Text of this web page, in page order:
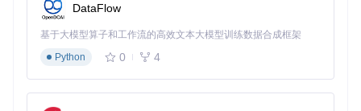
# 配置认证信息（自动获取Cookie）
技巧2：定制化下载，满足个性化需求
DataFlow
基于大模型算子和工作流的高效文本大模型训练数据合成框架
Python
0 4